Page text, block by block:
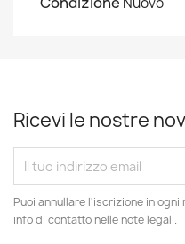
Ricevi le nostre
Puoi annullare l'iscrizione in
info di contatto nelle note legali.